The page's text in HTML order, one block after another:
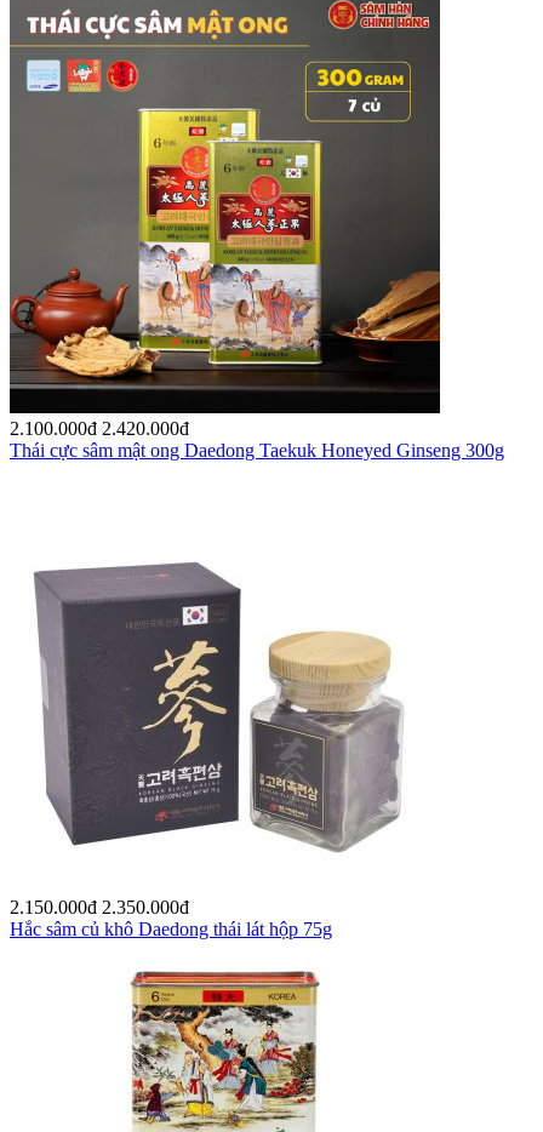
2.100.000đ 2.420.000đ
Thái cực sâm mật ong Daedong Taekuk Honeyed Ginseng 300g
2.150.000đ 2.350.000đ
Hắc sâm củ khô Daedong thái lát hộp 75g